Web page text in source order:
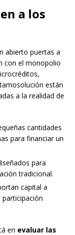
a los
abierto puertas a
con el monopolio
están
a la realidad de
cantidades
para financiar un
para
tradicional.
capital a
en evaluar las